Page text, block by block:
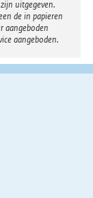
uitgegeven.
de in papieren
aangeboden
aangeboden.